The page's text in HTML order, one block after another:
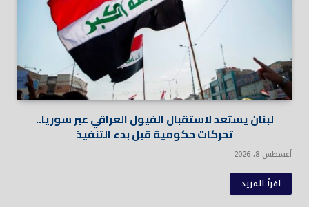
لبنان يستعد لاستقبال الفيول العراقي عبر سوريا..
تحركات حكومية قبل بدء التنفيذ
أغسطس 8, 2026
اقرأ المزيد